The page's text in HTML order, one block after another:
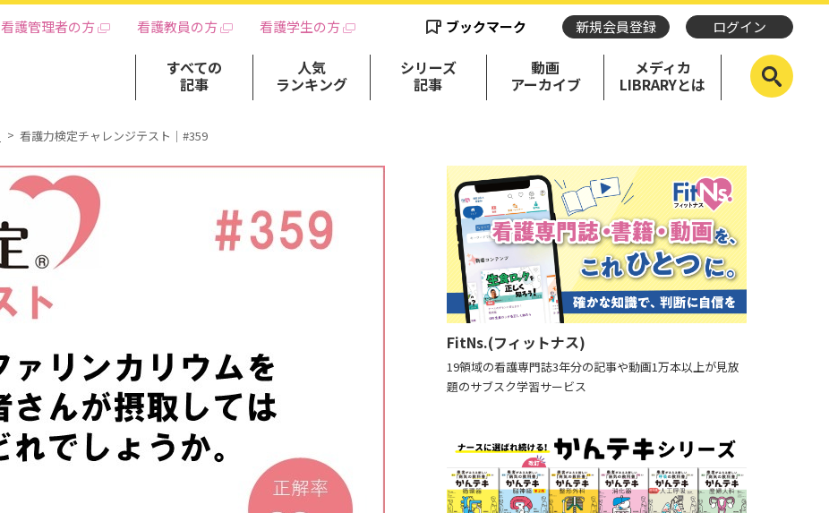
看護管理者の方 看護教員の方 看護学生の方 ブックマーク 新規会員登録 ログイン
すべての
記事
人気
ランキング
シリーズ
記事
動画
アーカイブ
メディカ
LIBRARYとは
看護力検定チャレンジテスト｜#359
FitNs.(フィットナス)
19領域の看護専門誌3年分の記事や動画1万本以上が見放
題のサブスク学習サービス